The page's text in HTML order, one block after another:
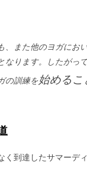
、また他のヨガにお
なります。したがっ
の訓練を始める
く到達したサマーデ